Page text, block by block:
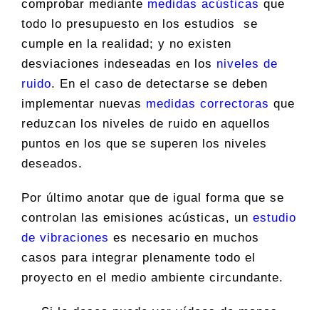
comprobar mediante medidas acústicas que
todo lo presupuesto en los estudios se
cumple en la realidad; y no existen
desviaciones indeseadas en los niveles de
ruido. En el caso de detectarse se deben
implementar nuevas medidas correctoras que
reduzcan los niveles de ruido en aquellos
puntos en los que se superen los niveles
deseados.
Por último anotar que de igual forma que se
controlan las emisiones acústicas, un estudio
de vibraciones es necesario en muchos
casos para integrar plenamente todo el
proyecto en el medio ambiente circundante.